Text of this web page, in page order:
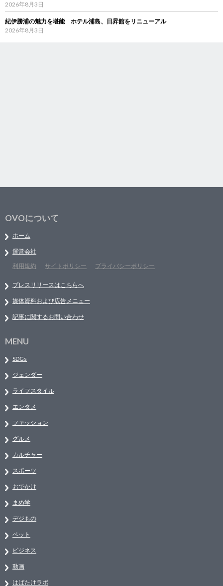
2026年8月3日
紀伊勝浦の魅力を堪能 ホテル浦島、日昇館をリニューアル
2026年8月3日
OVOについて
ホーム
運営会社
利用規約
サイトポリシー プライバシーポリシー
プレスリリースはこちらへ
媒体資料および広告メニュー
記事に関するお問い合わせ
MENU
SDGs
ジェンダー
ライフスタイル
エンタメ
ファッション
グルメ
カルチャー
スポーツ
おでかけ
まめ学
デジもの
ペット
ビジネス
動画
はばたけラボ